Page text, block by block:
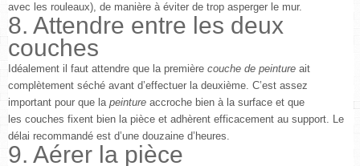
avec les rouleaux), de manière à éviter de trop asperger le mur.
8. Attendre entre les deux
couches
Idéalement il faut attendre que la première couche de peinture ait
complètement séché avant d’effectuer la deuxième. C’est assez
important pour que la peinture accroche bien à la surface et que
les couches fixent bien la pièce et adhèrent efficacement au support. Le
délai recommandé est d’une douzaine d’heures.
9. Aérer la pièce